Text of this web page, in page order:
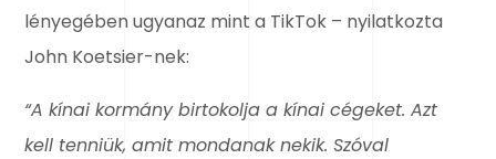
lényegében ugyanaz mint a TikTok – nyilatkozta
John Koetsier-nek:
“A kínai kormány birtokolja a kínai cégeket. Azt
kell tenniük, amit mondanak nekik. Szóval